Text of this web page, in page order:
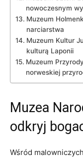
nowoczesnym
Muzeum
narciarstwa
Muzeum ⁢Kultur
kulturą ​Laponii
Muzeum
‌norweskiej
Muzea
odkryj⁢
Wśród